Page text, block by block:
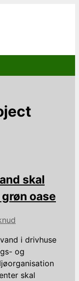
skal
oase
i drivhuse
og
skal